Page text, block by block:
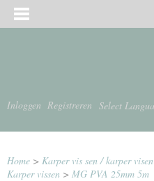
Inloggen Registreren Select
Home > Karper vis sen / karper
Karper vissen > MG PVA 25mm 5m